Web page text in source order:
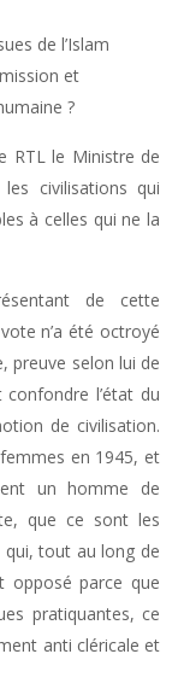
de l’Islam
et
?
RTL le Ministre de
civilisations qui
à celles qui ne la
de cette
n’a été octroyé
preuve selon lui de
l’état du
de civilisation.
en 1945, et
un homme de
que ce sont les
tout au long de
opposé parce que
pratiquantes, ce
anti cléricale et